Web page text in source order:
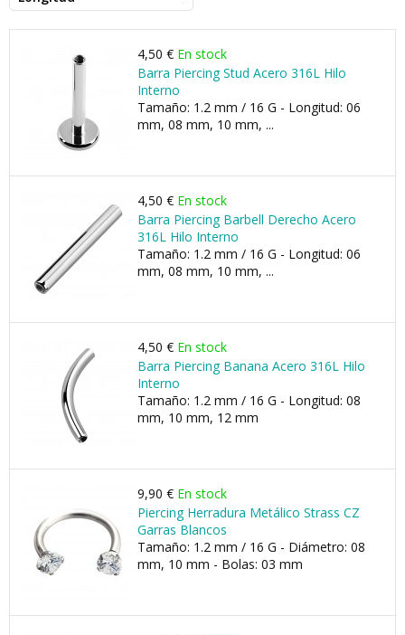
4,50 € En stock
Barra Piercing Stud Acero 316L Hilo
Interno
Tamaño: 1.2 mm / 16 G - Longitud: 06
mm, 08 mm, 10 mm, ...
4,50 € En stock
Barra Piercing Barbell Derecho Acero
316L Hilo Interno
Tamaño: 1.2 mm / 16 G - Longitud: 06
mm, 08 mm, 10 mm, ...
4,50 € En stock
Barra Piercing Banana Acero 316L Hilo
Interno
Tamaño: 1.2 mm / 16 G - Longitud: 08
mm, 10 mm, 12 mm
9,90 € En stock
Piercing Herradura Metálico Strass CZ
Garras Blancos
Tamaño: 1.2 mm / 16 G - Diámetro: 08
mm, 10 mm - Bolas: 03 mm